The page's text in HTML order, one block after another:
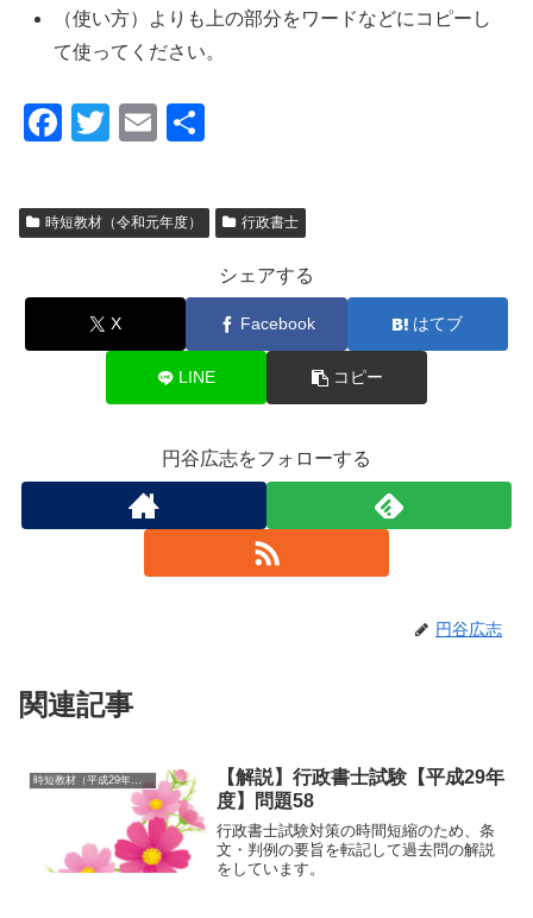
（使い方）よりも上の部分をワードなどにコピーし
て使ってください。
F
c
e
o
T
tt
er
E
ail
時短教材（令和元年度） 行政書士
シェアする
X Facebook はてブ
LINE コピー
円谷広志をフォローする
円谷広志
関連記事
時短教材（平成29年度）
【解説】行政書士試験【平成29年
度】問題58
行政書士試験対策の時間短縮のため、条
文・判例の要旨を転記して過去問の解説
をしています。